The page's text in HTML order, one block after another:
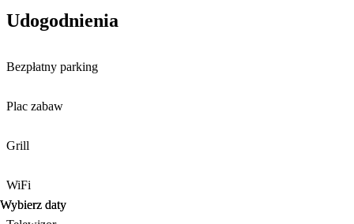
Wybierz daty
Wybierz daty
Udogodnienia
Bezpłatny parking
Plac zabaw
Grill
WiFi